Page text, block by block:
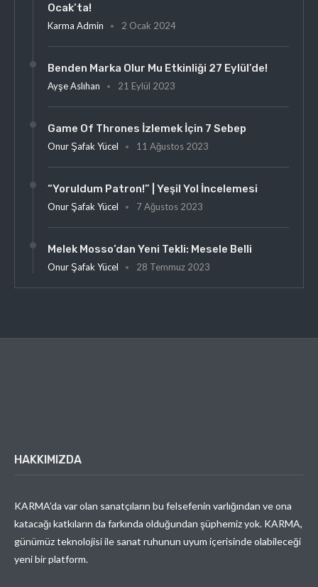
Ocak’ta!
Karma Admin 2 Ocak 2024
Benden Marka Olur Mu Etkinliği 27 Eylül’de!
Ayşe Aslıhan 21 Eylül 2023
Game Of Thrones İzlemek İçin 7 Sebep
Onur Şafak Yücel 11 Ağustos 2023
“Yoruldum Patron!” | Yeşil Yol İncelemesi
Onur Şafak Yücel 7 Ağustos 2023
Melek Mosso’dan Yeni Tekli: Mesele Belli
Onur Şafak Yücel 28 Temmuz 2023
HAKKIMIZDA
KARMA’da var olan sanatçıların bu felsefenin varlığından ve ona
katacağı katkıların da farkında olduğundan şüphemiz yok. KARMA,
günümüz teknolojisi ile sanat ruhunun uyum içerisinde olabileceği
yeni bir platform.